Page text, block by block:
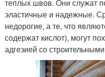
теплых швов. Они служат
эластичные и надежные.
недорогие, а те, что
содержат кислот), могут
адгезией со